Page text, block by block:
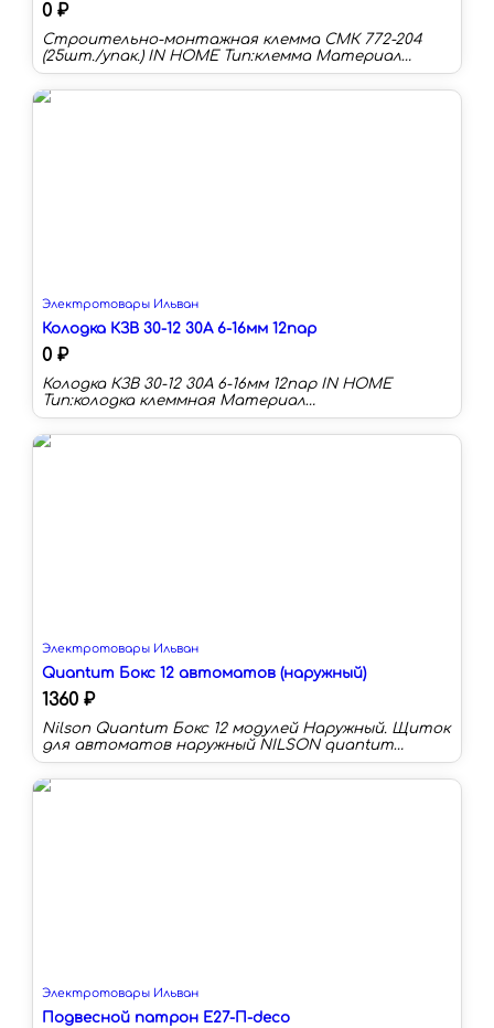
0 ₽
Строительно-монтажная клемма СМК 772-204
(25шт./упак.) IN HOME Тип:клемма Материал
корпуса:ПВХ Номинальный ток:32 А Наличие
изоляции:да Количество в упаковке:25 шт
Цвет:красный Наличие контактной пасты:нет
Электротовары Ильван
Колодка КЗВ 30-12 30А 6-16мм 12пар
0 ₽
Колодка КЗВ 30-12 30А 6-16мм 12пар IN HOME
Тип:колодка клеммная Материал
корпуса:латунь+полиэтилен Сечение провода:6-16
мм² Номинальный ток:30 А Количество в
Электротовары Ильван
Quantum Бокс 12 автоматов (наружный)
1360 ₽
Nilson Quantum Бокс 12 модулей Наружный. Щиток
для автоматов наружный NILSON quantum
используется для размещения низковольтного
модульного оборудования и автоматики.
Благодаря элегантному дизайну дверки, боксы
Электротовары Ильван
Подвесной патрон Е27-П-deco